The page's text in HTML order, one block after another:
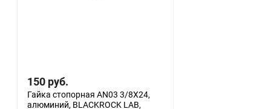
150 руб.
Гайка стопорная AN03 3/8X24,
алюминий, BLACKROCK LAB,